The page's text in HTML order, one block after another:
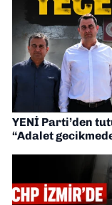
YENİ Parti’den
“Adalet